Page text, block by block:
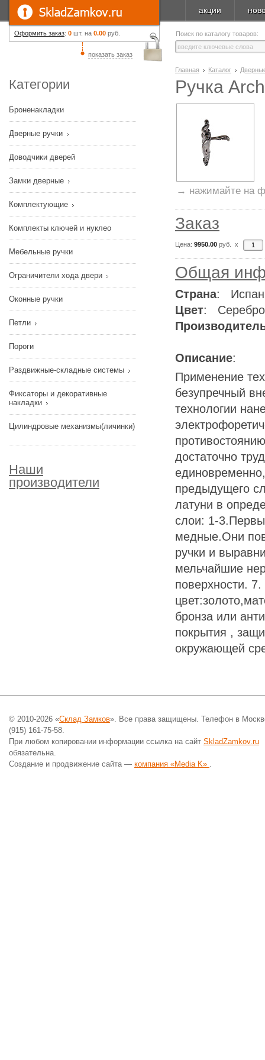
Оформить заказ: 0 шт. на 0.00 руб.
показать заказ
акции
Поиск по каталогу товаров:
Категории
Броненакладки
Дверные ручки
Доводчики дверей
Замки дверные
Комплектующие
Комплекты ключей и нуклео
Мебельные ручки
Ограничители хода двери
Оконные ручки
Петли
Пороги
Раздвижные-складные системы
Фиксаторы и декоративные
накладки
Цилиндровые механизмы(личинки)
Наши
производители
Главная Каталог
Ручка
→ нажимайте на
Заказ
Цена: 9950.00 руб. x
Общая
Страна:
Цвет: Серебро
Описание:
Применение
безупречный
технологии
достаточно
предыдущего
латуни в
слои: 1-
медные.Они
ручки и
мельчайшие
поверхности.
бронза или
покрытия ,
окружающей
© 2010-2026 «Склад Замков». Все права защищены. Телефон в
(915) 161-75-58.
При любом копировании информации ссылка на сайт SkladZamkov.ru
обязательна.
Создание и продвижение сайта — компания «Media K» .